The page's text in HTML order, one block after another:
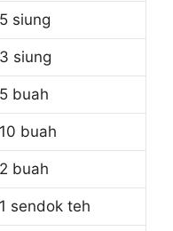
5 siung
3 siung
5 buah
10 buah
2 buah
1 sendok teh